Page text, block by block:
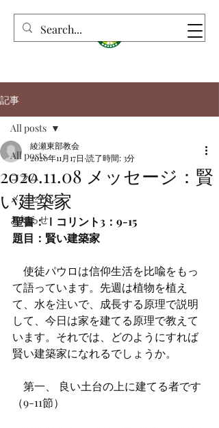
記事
All posts
コラム
メッセージ
お知らせ
All posts
2020.11.08 メッセージ：賢
い建築家
綾瀬東部教会
2020年11月17日 読了時間: 3分
聖書：Ⅰコリント3：9-15
題目：賢い建築家
使徒パウロは信仰生活を比喩をもっ
て語っています。先週は植物を植え
て、水を注いで、成長する原理で説明
して、今日は家を建てる原理で教えて
います。それでは、どのようにすれば
賢い建築家になれるでしょうか。
第一、 良い土台の上に建てる者です
（9-11節）